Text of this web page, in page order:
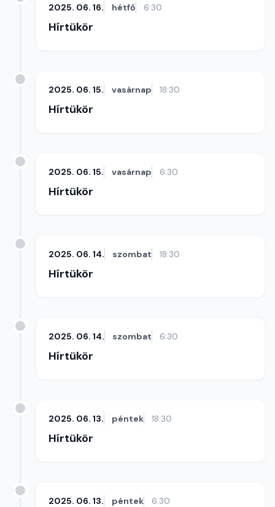
2025. 06. 16. hétfő 6:30
Hírtükör
2025. 06. 15. vasárnap 18:30
Hírtükör
2025. 06. 15. vasárnap 6:30
Hírtükör
2025. 06. 14. szombat 18:30
Hírtükör
2025. 06. 14. szombat 6:30
Hírtükör
2025. 06. 13. péntek 18:30
Hírtükör
2025. 06. 13. péntek 6:30